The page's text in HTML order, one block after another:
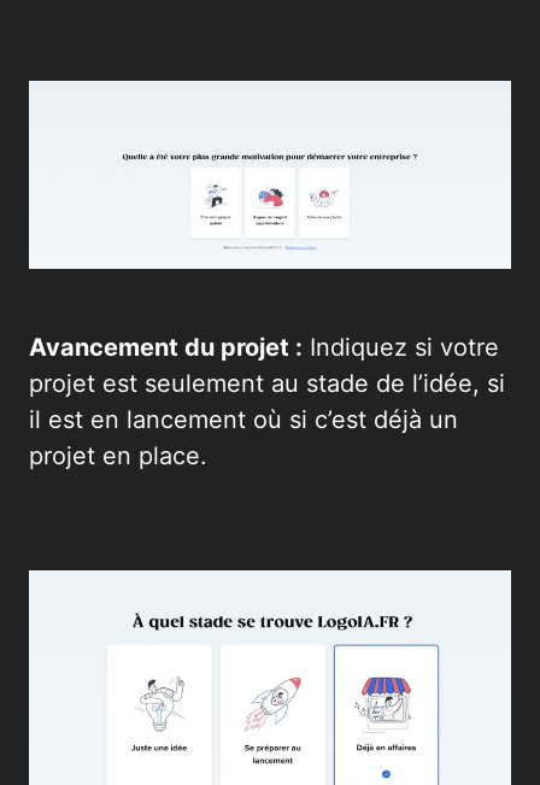
Avancement du projet : Indiquez si votre
projet est seulement au stade de l’idée, si
il est en lancement où si c’est déjà un
projet en place.